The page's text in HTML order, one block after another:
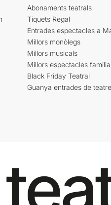
Abonaments teatrals
Tiquets Regal
Entrades espectacles a
Millors monòlegs
Millors musicals
Millors espectacles
Black Friday Teatral
Guanya entrades de